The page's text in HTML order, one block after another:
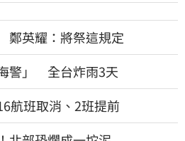
英耀：將祭這規定
警」 全台炸雨3天
航班取消、2班提前